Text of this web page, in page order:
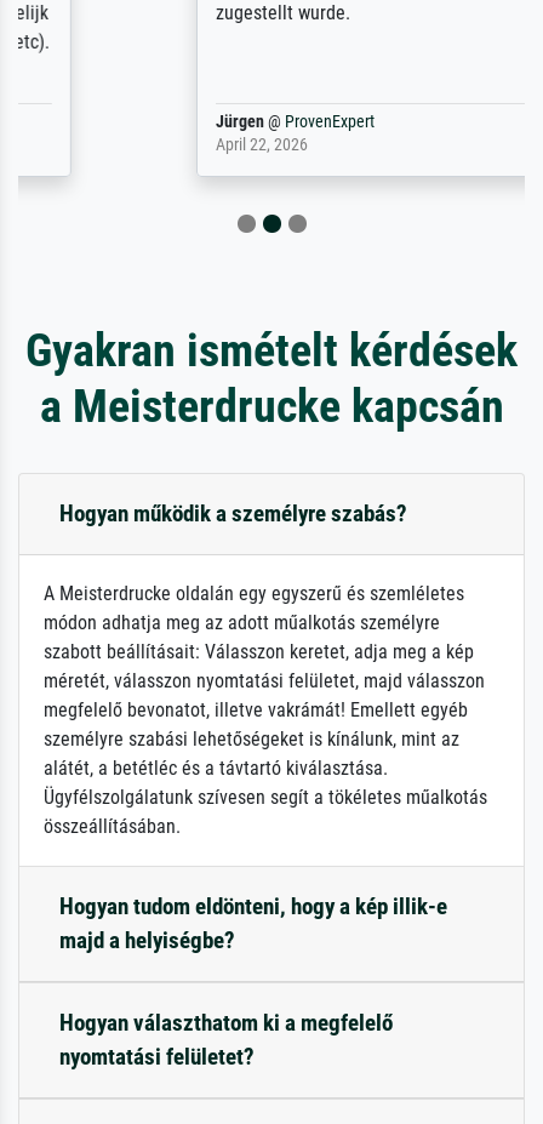
zugestellt wurde.
ProvenExpert
Gyakran ismételt kérdések
a Meisterdrucke kapcsán
Hogyan működik a személyre szabás?
A Meisterdrucke oldalán egy egyszerű és szemléletes
módon adhatja meg az adott műalkotás személyre
szabott beállításait: Válasszon keretet, adja meg a kép
méretét, válasszon nyomtatási felületet, majd válasszon
megfelelő bevonatot, illetve vakrámát! Emellett egyéb
személyre szabási lehetőségeket is kínálunk, mint az
alátét, a betétléc és a távtartó kiválasztása.
Ügyfélszolgálatunk szívesen segít a tökéletes műalkotás
összeállításában.
Hogyan tudom eldönteni, hogy a kép illik-e
majd a helyiségbe?
Hogyan választhatom ki a megfelelő
nyomtatási felületet?